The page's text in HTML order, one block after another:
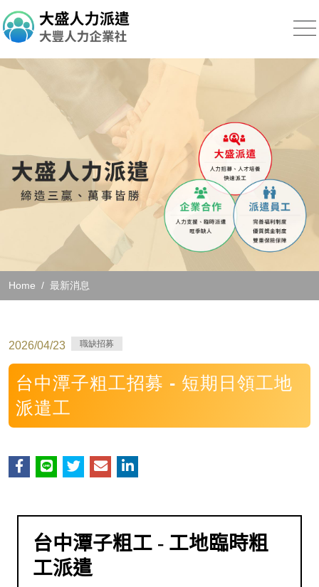
Home 最新消息
2026/04/23 職缺招募
台中潭子粗工招募 - 短期日領工地
派遣工
台中潭子粗工 - 工地臨時粗
工派遣